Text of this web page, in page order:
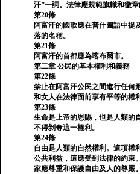
汗”一詞。法律應規範旗幟和徽章
第20條
阿富汗的國歌應在普什圖語中提
落的名稱。
第21條
阿富汗的首都應為喀布爾市。
第二章 公民的基本權利和義務
第22條
禁止在阿富汗公民之間進行任何
和女人在法律面前享有平等的權
第23條
生命是上帝的恩賜，也是人類的
不得剝奪這一權利。
第24條
自由是人類的自然權利。這項權
公共利益，這應受到法律的約束
家應尊重和保護自由及人的尊嚴。